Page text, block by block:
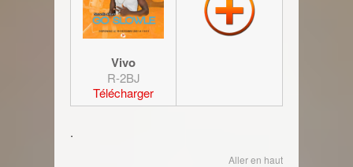
Vivo
R-2BJ
Télécharger
.
Aller en haut